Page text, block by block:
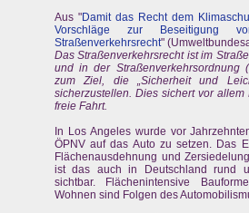
Aus "Damit das Recht dem
Vorschläge zur Beseitigung
Straßenverkehrsrecht"
Das Straßenverkehrsrecht ist im
und in der Straßenverkehrsordnung
zum Ziel, die „Sicherheit und
sicherzustellen. Dies sichert vor
freie Fahrt.
In Los Angeles wurde vor
ÖPNV auf das Auto zu setzen. Das
Flächenausdehnung und
ist das auch in Deutschland rund
sichtbar. Flächenintensive
Wohnen sind Folgen des